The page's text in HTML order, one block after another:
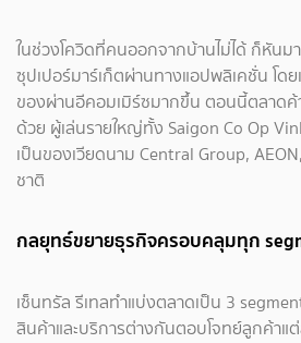
ในช่วงโควิดที่คนออกจากบ้านไม่ได้ ก็หันม
ซุปเปอร์มาร์เก็ตผ่านทางแอปพลิเคชั่น โด
ของผ่านอีคอมเมิร์ซมากขึ้น ตอนนี้ตลาดค้
ด้วย ผู้เล่นรายใหญ่ทั้ง Saigon Co Op
เป็นของเวียดนาม Central Group,
ชาติ
กลยุทธ์ขยายธุรกิจครอบคลุมทุก
เซ็นทรัล รีเทลทำแบ่งตลาดเป็น 3
สินค้าและบริการต่างกันตอบโจทย์ลูกค้าแ